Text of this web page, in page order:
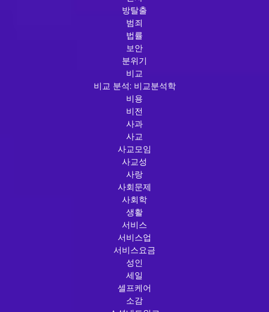
방탈출
범죄
법률
보안
분위기
비교
비교 분석: 비교분석학
비용
비전
사과
사교
사교모임
사교성
사랑
사회문제
사회학
생활
서비스
서비스업
서비스요금
성인
세일
셀프케어
소감